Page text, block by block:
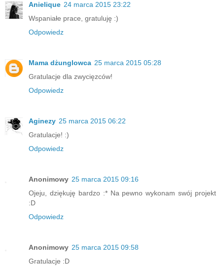
Anielique 24 marca 2015 23:22
Wspaniałe prace, gratuluję :)
Odpowiedz
Mama dżunglowca 25 marca 2015 05:28
Gratulacje dla zwycięzców!
Odpowiedz
Aginezy 25 marca 2015 06:22
Gratulacje! :)
Odpowiedz
Anonimowy 25 marca 2015 09:16
Ojeju, dziękuję bardzo :* Na pewno wykonam swój projekt
:D
Odpowiedz
Anonimowy 25 marca 2015 09:58
Gratulacje :D